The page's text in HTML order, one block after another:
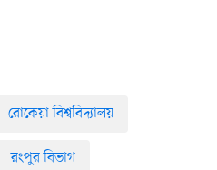
রোকেয়া বিশ্ববিদ্যালয়
রংপুর বিভাগ